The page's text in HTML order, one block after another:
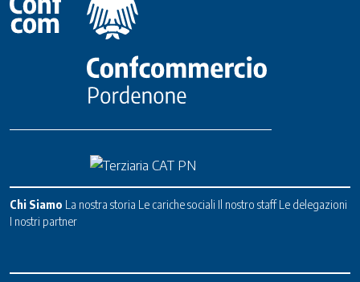
Chi Siamo La nostra storia Le cariche sociali Il nostro staff Le delegazioni
I nostri partner